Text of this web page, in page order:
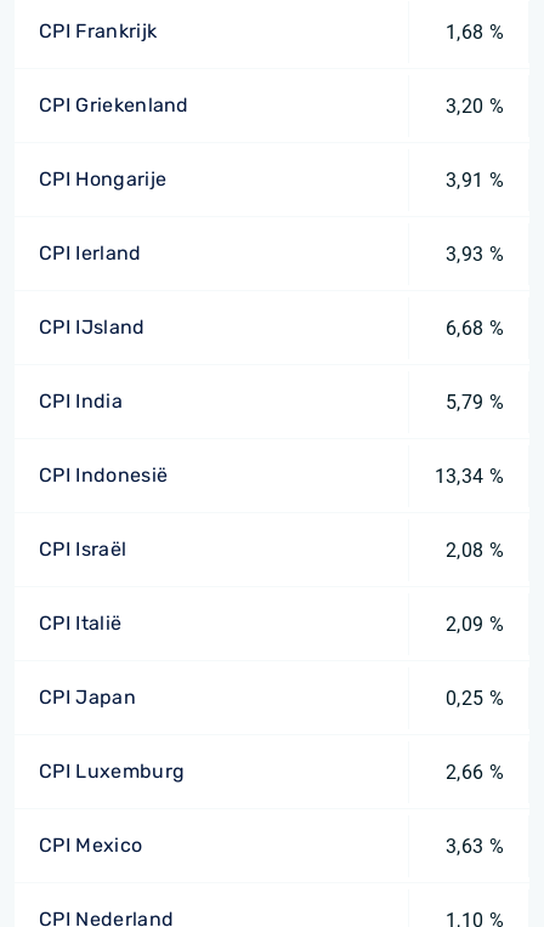
CPI Frankrijk 1,68 %
CPI Griekenland 3,20 %
CPI Hongarije 3,91 %
CPI Ierland 3,93 %
CPI IJsland 6,68 %
CPI India 5,79 %
CPI Indonesië 13,34 %
CPI Israël 2,08 %
CPI Italië 2,09 %
CPI Japan 0,25 %
CPI Luxemburg 2,66 %
CPI Mexico 3,63 %
CPI Nederland 1,10 %